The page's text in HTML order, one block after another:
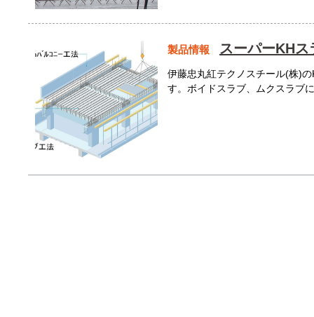
製品情報 スーパーKHス
伊藤忠丸紅テクノスチール(株)
す。ボイドスラブ、ムクスラブ